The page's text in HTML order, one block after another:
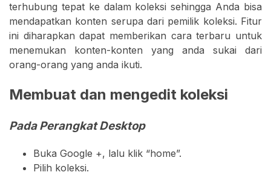
terhubung tepat ke dalam koleksi sehingga Anda bisa
mendapatkan konten serupa dari pemilik koleksi. Fitur
ini diharapkan dapat memberikan cara terbaru untuk
menemukan konten-konten yang anda sukai dari
orang-orang yang anda ikuti.
Membuat dan mengedit koleksi
Pada Perangkat Desktop
Buka Google +, lalu klik “home”.
Pilih koleksi.